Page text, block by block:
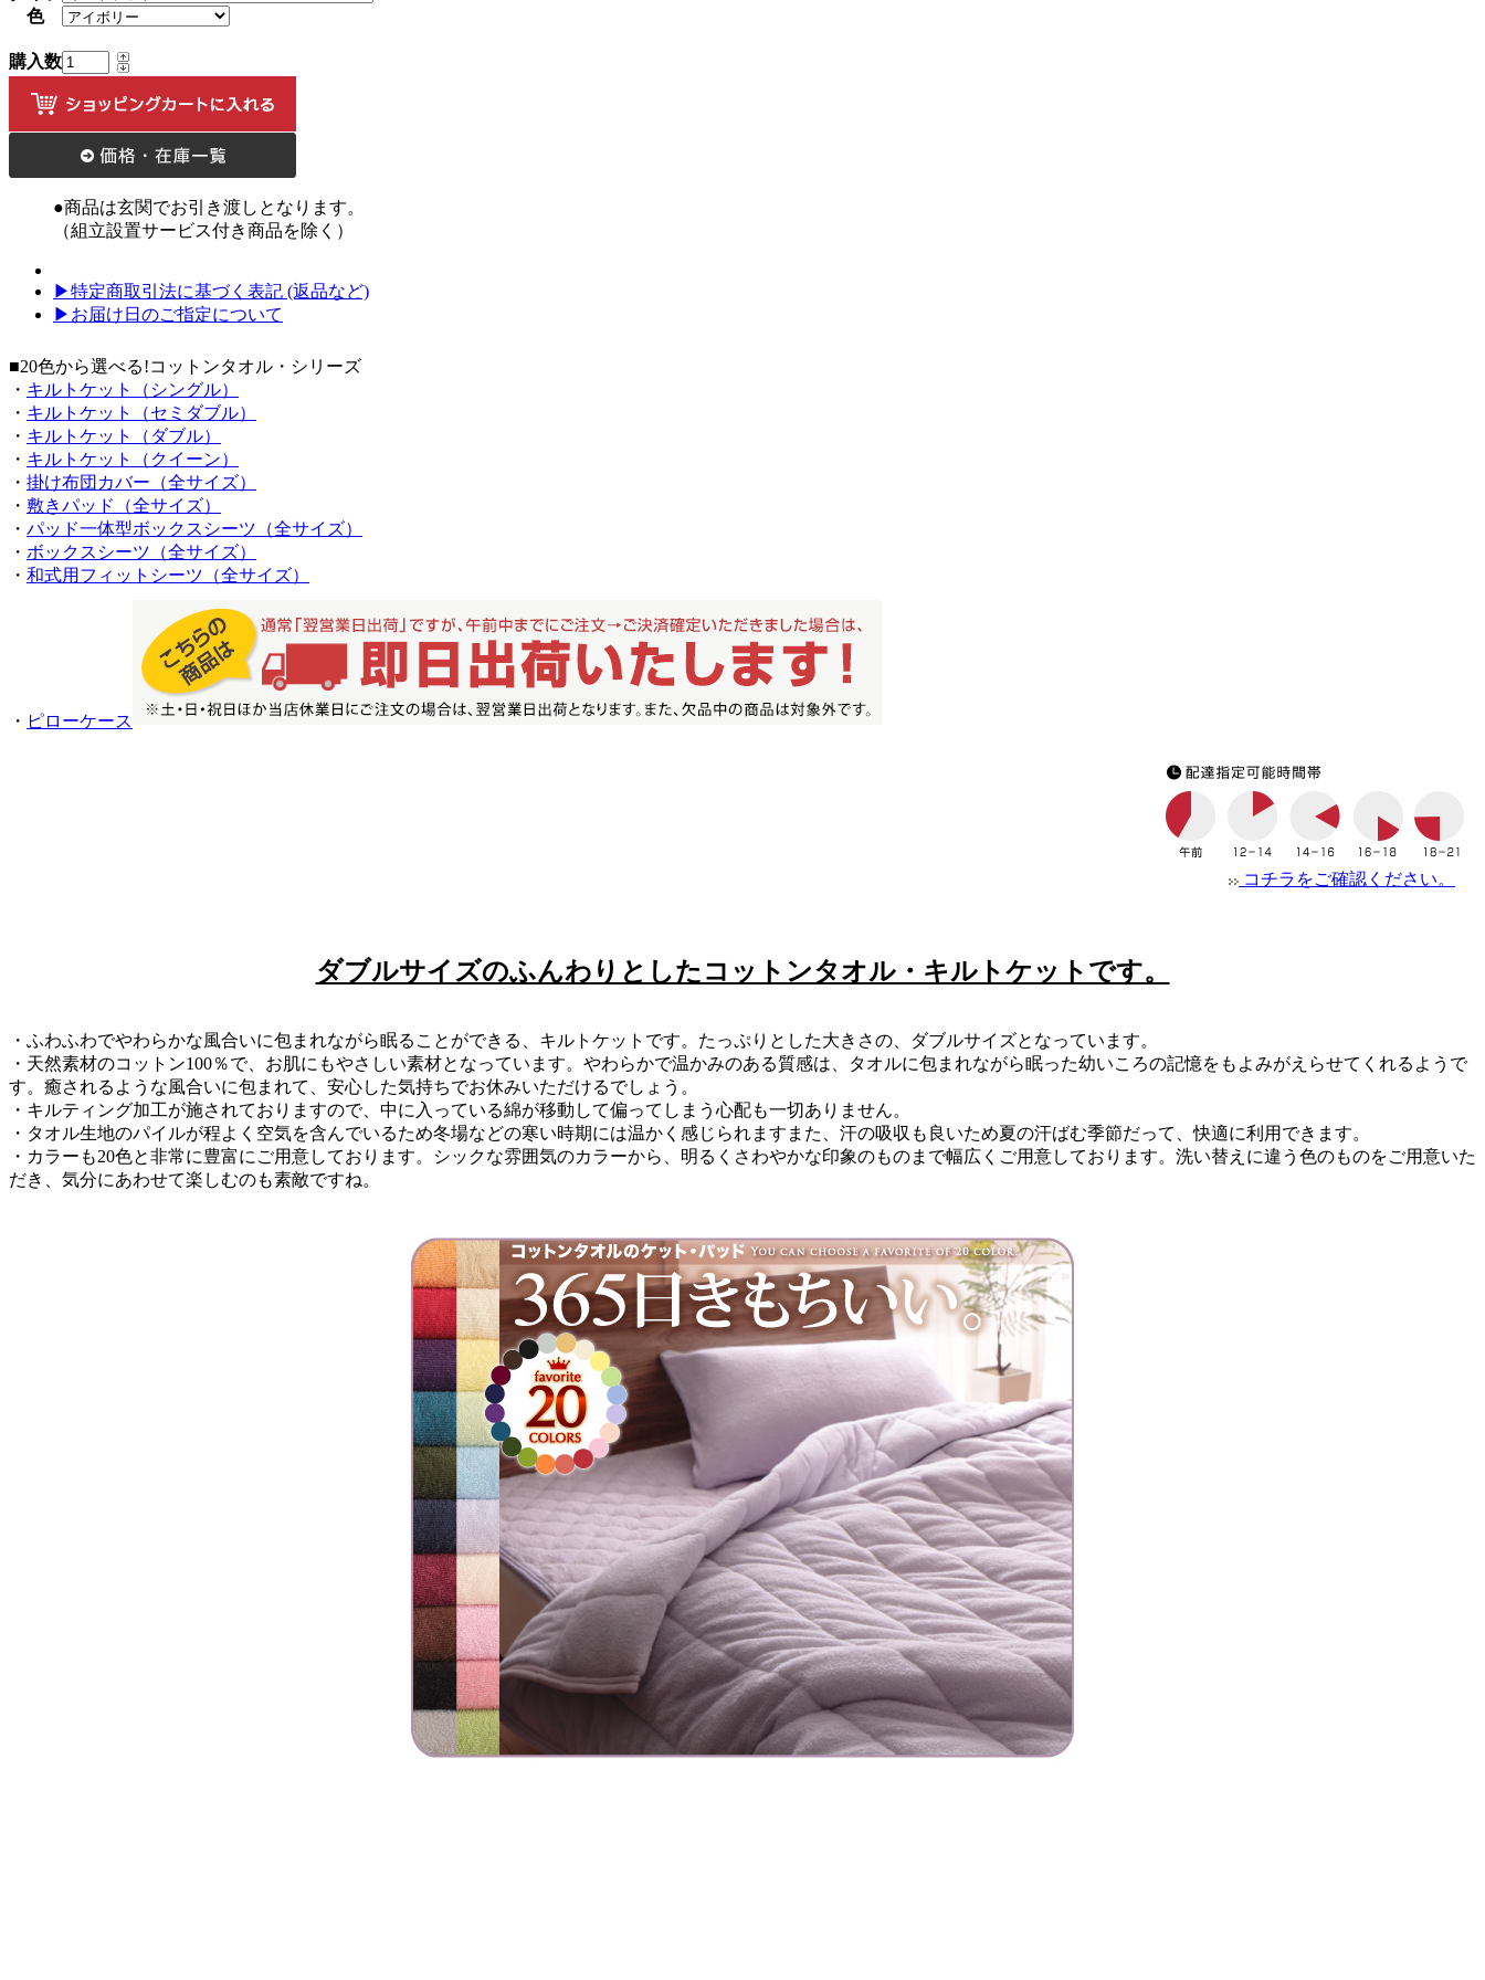
色
購入数
●商品は玄関でお引き渡しとなります。
（組立設置サービス付き商品を除く）
▶特定商取引法に基づく表記 (返品など)
▶お届け日のご指定について
■20色から選べる!コットンタオル・シリーズ
・ キルトケット（シングル）
・ キルトケット（セミダブル）
・ キルトケット（ダブル）
・ キルトケット（クイーン）
・ 掛け布団カバー（全サイズ）
・ 敷きパッド（全サイズ）
・ パッド一体型ボックスシーツ（全サイズ）
・ ボックスシーツ（全サイズ）
・ 和式用フィットシーツ（全サイズ）
・ ピローケース
コチラをご確認ください。
ダブルサイズのふんわりとしたコットンタオル・キルトケットです。
・ふわふわでやわらかな風合いに包まれながら眠ることができる、キルトケットです。たっぷりとした大きさの、ダブルサイズとなっています。
・天然素材のコットン100％で、お肌にもやさしい素材となっています。やわらかで温かみのある質感は、タオルに包まれながら眠った幼いころの記憶をもよみがえらせてくれるようで
す。癒されるような風合いに包まれて、安心した気持ちでお休みいただけるでしょう。
・キルティング加工が施されておりますので、中に入っている綿が移動して偏ってしまう心配も一切ありません。
・タオル生地のパイルが程よく空気を含んでいるため冬場などの寒い時期には温かく感じられますまた、汗の吸収も良いため夏の汗ばむ季節だって、快適に利用できます。
・カラーも20色と非常に豊富にご用意しております。シックな雰囲気のカラーから、明るくさわやかな印象のものまで幅広くご用意しております。洗い替えに違う色のものをご用意いた
だき、気分にあわせて楽しむのも素敵ですね。